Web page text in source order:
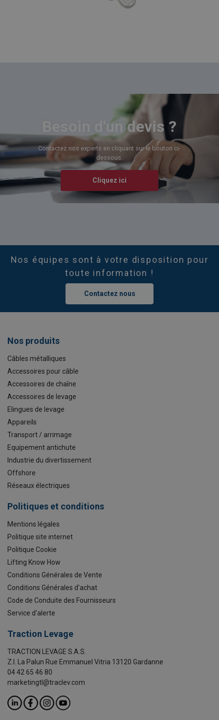
Besoin d'un devis ?
Contactez nos experts en cliquant sur le bouton ci-
dessous.
Cliquez ici
Nos équipes sont à votre disposition pour
toute information !
Contactez nous
Nos produits
Câbles métalliques
Accessoires pour câble
Accessoires de chaîne
Accessoires de levage
Elingues de levage
Appareils
Transport / arrimage
Equipement antichute
Industrie du divertissement
Offshore
Réseaux électriques
Politiques et conditions
Mentions légales
Politique site internet
Politique Cookie
Lifting Know How
Conditions Générales de Vente
Conditions Générales d'achat
Code de Conduite des Fournisseurs
Service d'alerte
Traction Levage
TRACTION LEVAGE S.A.S.
Z.I. La Palun Rue Emmanuel Vitria 13120 Gardanne
04 42 65 46 80
marketingtl@traclev.com